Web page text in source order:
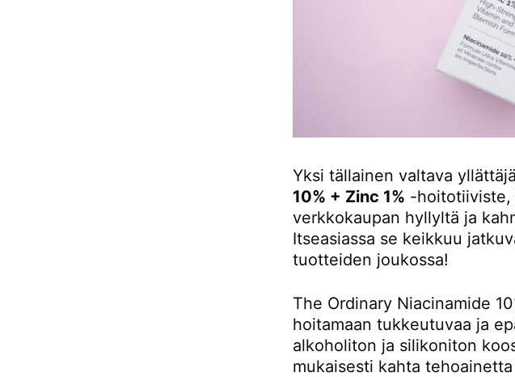
Yksi tällainen valtava
10% + Zinc 1% -hoitotiiviste,
verkkokaupan hyllyltä ja
Itseasiassa se keikkuu
tuotteiden joukossa!
The Ordinary Niacinamide
hoitamaan tukkeutuvaa ja
alkoholiton ja silikoniton
mukaisesti kahta